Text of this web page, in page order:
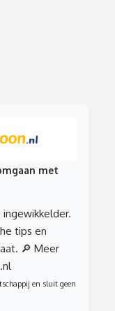
met
tips en
🔎 Meer
en sluit geen